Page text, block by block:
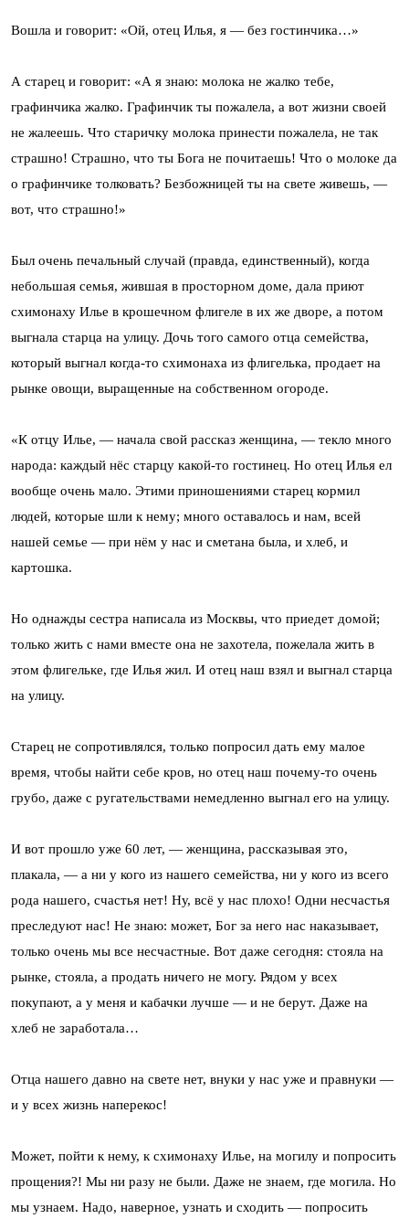
Вошла и говорит: «Ой, отец Илья, я — без гостинчика…»
А старец и говорит: «А я знаю: молока не жалко тебе,
графинчика жалко. Графинчик ты пожалела, а вот жизни своей
не жалеешь. Что старичку молока принести пожалела, не так
страшно! Страшно, что ты Бога не почитаешь! Что о молоке да
о графинчике толковать? Безбожницей ты на свете живешь, —
вот, что страшно!»
Был очень печальный случай (правда, единственный), когда
небольшая семья, жившая в просторном доме, дала приют
схимонаху Илье в крошечном флигеле в их же дворе, а потом
выгнала старца на улицу. Дочь того самого отца семейства,
который выгнал когда-то схимонаха из флигелька, продает на
рынке овощи, выращенные на собственном огороде.
«К отцу Илье, — начала свой рассказ женщина, — текло много
народа: каждый нёс старцу какой-то гостинец. Но отец Илья ел
вообще очень мало. Этими приношениями старец кормил
людей, которые шли к нему; много оставалось и нам, всей
нашей семье — при нём у нас и сметана была, и хлеб, и
картошка.
Но однажды сестра написала из Москвы, что приедет домой;
только жить с нами вместе она не захотела, пожелала жить в
этом флигельке, где Илья жил. И отец наш взял и выгнал старца
на улицу.
Старец не сопротивлялся, только попросил дать ему малое
время, чтобы найти себе кров, но отец наш почему-то очень
грубо, даже с ругательствами немедленно выгнал его на улицу.
И вот прошло уже 60 лет, — женщина, рассказывая это,
плакала, — а ни у кого из нашего семейства, ни у кого из всего
рода нашего, счастья нет! Ну, всё у нас плохо! Одни несчастья
преследуют нас! Не знаю: может, Бог за него нас наказывает,
только очень мы все несчастные. Вот даже сегодня: стояла на
рынке, стояла, а продать ничего не могу. Рядом у всех
покупают, а у меня и кабачки лучше — и не берут. Даже на
хлеб не заработала…
Отца нашего давно на свете нет, внуки у нас уже и правнуки —
и у всех жизнь наперекос!
Может, пойти к нему, к схимонаху Илье, на могилу и попросить
прощения?! Мы ни разу не были. Даже не знаем, где могила. Но
мы узнаем. Надо, наверное, узнать и сходить — попросить